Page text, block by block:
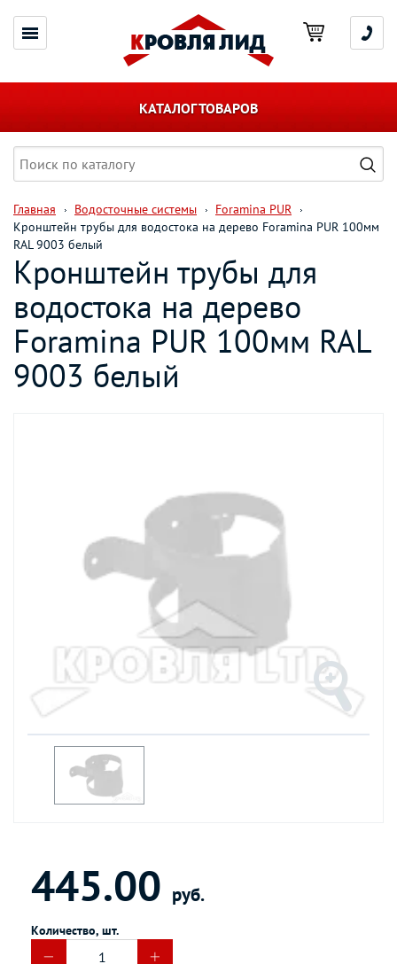
КАТАЛОГ ТОВАРОВ
Главная Водосточные системы
Foramina PUR
Кронштейн трубы для водостока на дерево Foramina PUR 100мм
RAL 9003 белый
Кронштейн трубы для
водостока на дерево
Foramina PUR 100мм RAL
9003 белый
445.00 руб.
Количество, шт.